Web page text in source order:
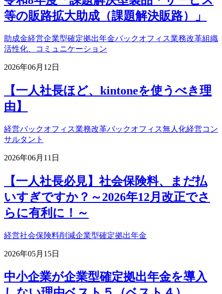
等の販路拡大助成（課題解決販路）」
助成金経営企業型確定拠出年金バックオフィス業務改革組織
活性化、コミュニケーション
2026年06月12日
【一人社長ほど、kintoneを使うべき理
由】
経営バックオフィス業務改革バックオフィス無人化経営コン
サルタント
2026年06月11日
【一人社長必見】社会保険料、まだ払
いすぎですか？～2026年12月改正でさ
らに有利に！～
経営社会保険料削減企業型確定拠出年金
2026年05月15日
中小企業が企業型確定拠出年金を導入